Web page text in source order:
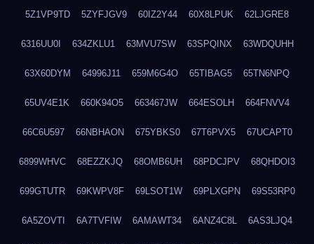
5Z1VP9TD 5ZYFJGV9 60IZ2Y44 60X8LPUK 62LJGRE8
6316UU0I 634ZKLU1 63MVU7SW 63SPQINX 63WDQUHH
63X60DYM 64996J11 659M6G4O 65TIBAG5 65TN6NPQ
65UV4E1K 660K94O5 663467JW 664ESOLH 664FNVV4
66C6U597 66NBHAON 675YBKS0 67T6PVX5 67UCAPT0
6899WHVC 68EZZKJQ 68OMB6UH 68PDCJPV 68QHDOI3
699GTUTR 69KWPV8F 69LSOT1W 69PLXGPN 69S53RP0
6A5ZOVTI 6A7TVFIW 6AMAWT34 6ANZ4C8L 6AS3LJQ4